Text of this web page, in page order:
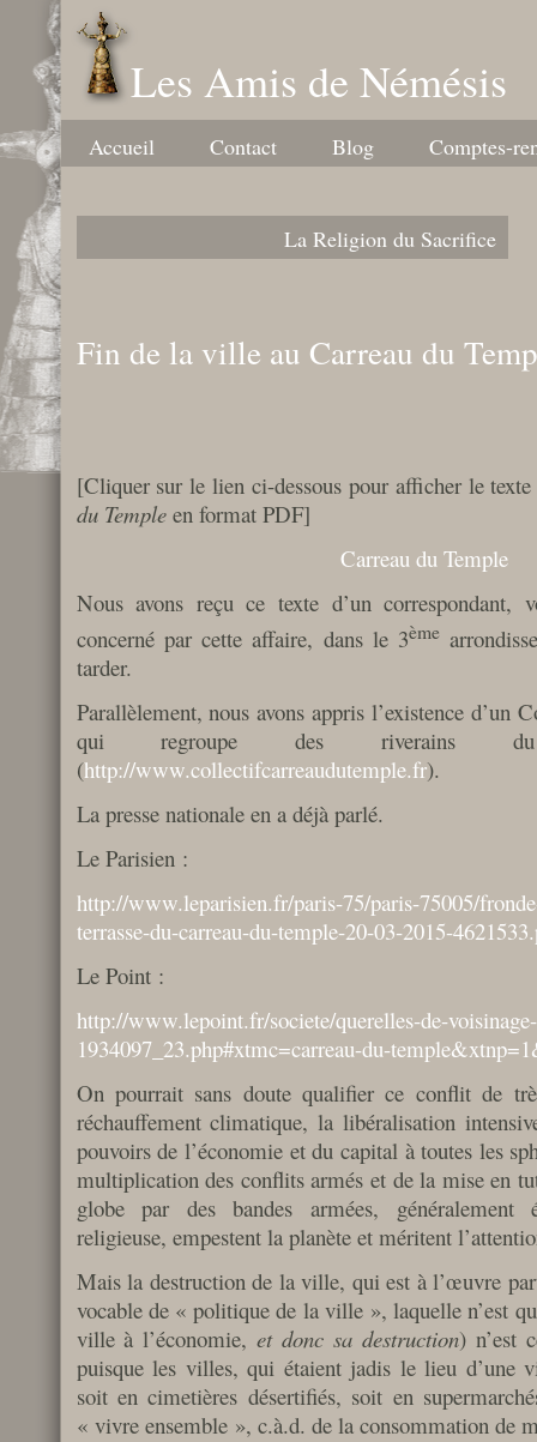
Les Amis de Némésis
Accueil Contact Blog Comptes-
La Religion du Sacrifice
Fin de la ville au Carreau du
[Cliquer sur le lien ci-dessous pour afficher le
du Templeen format PDF]
Carreau du Temple
Nous avons reçu ce texte d’un correspondant,
concerné par cette affaire, dans le 3ème
tarder.
Parallèlement, nous avons appris l’existence d’un
qui regroupe des riverains
(http://www.collectifcarreaudutemple.fr).
La presse nationale en a déjà parlé.
Le Parisien :
http://www.leparisien.fr/paris-75/paris-75005/
terrasse-du-carreau-du-temple-20-03-2015-
Le Point :
http://www.lepoint.fr/societe/querelles-de-
1934097_23.php#xtmc=carreau-du-
On pourrait sans doute qualifier ce conflit de
réchauffement climatique, la libéralisation
pouvoirs de l’économie et du capital à toutes les
multiplication des conflits armés et de la mise en
globe par des bandes armées, généralement
religieuse, empestent la planète et méritent
Mais la destruction de la ville, qui est à l’œuvre
vocable de « politique de la ville », laquelle n’est
ville à l’économie,et donc sa destruction) n’est
puisque les villes, qui étaient jadis le lieu d’une
soit en cimetières désertifiés, soit en
« vivre ensemble », c.à.d. de la consommation de